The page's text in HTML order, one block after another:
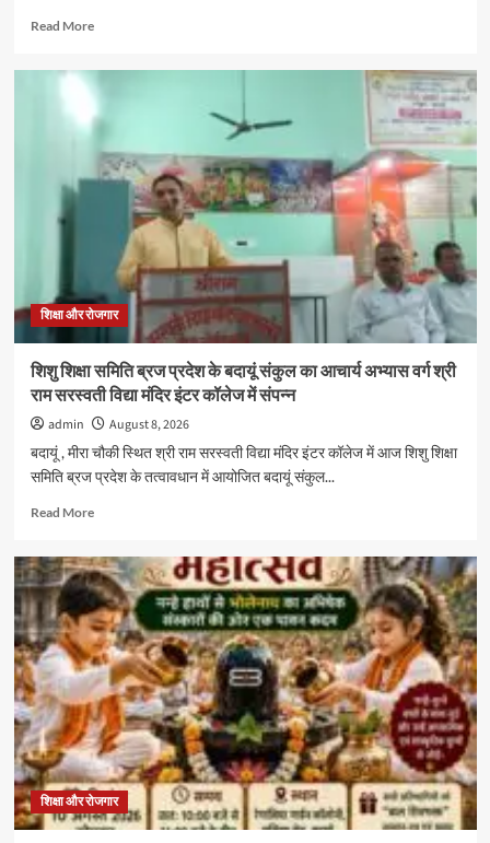
Read MoreRead
दातागंज
ब्लूमिंगडेल
विशेषज्ञों
समस्या
प्रबंधन
और
प्रभावी
गुर
शिक्षा और रोजगार
शिशु शिक्षा समिति ब्रज प्रदेश के बदायूं संकुल का आचार्य अभ्यास वर्ग श्री
राम सरस्वती विद्या मंदिर इंटर कॉलेज में संपन्न
admin
August 8, 2026
बदायूं , मीरा चौकी स्थित श्री राम सरस्वती विद्या मंदिर इंटर कॉलेज में आज शिशु शिक्षा
समिति ब्रज प्रदेश के तत्वावधान में आयोजित बदायूं संकुल...
Read MoreRead
शिशु
शिक्षा
समिति
ब्रज
प्रदेश
के
बदायूं
संकुल
का
आचार्य
अभ्यास
वर्ग
श्री
शिक्षा और रोजगार